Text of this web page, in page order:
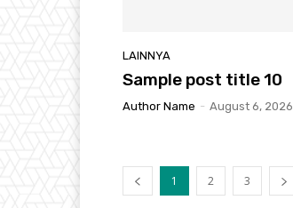
LAINNYA
Sample post title 10
Author Name - August 6, 2026
1 2 3